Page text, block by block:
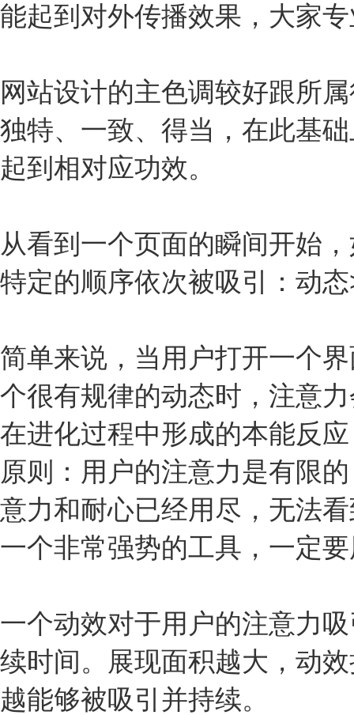
能起到对外传播效果，大家
网站设计的主色调较好跟所
独特、一致、得当，在此基
起到相对应功效。
从看到一个页面的瞬间开始
特定的顺序依次被吸引：动
简单来说，当用户打开一个
个很有规律的动态时，注意
在进化过程中形成的本能反
原则：用户的注意力是有限
意力和耐心已经用尽，无法
一个非常强势的工具，一定
一个动效对于用户的注意力
续时间。展现面积越大，动
越能够被吸引并持续。